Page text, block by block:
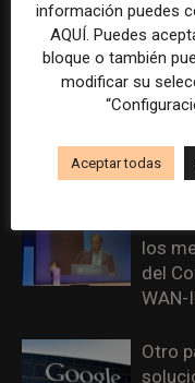
los
del
WAN-
Otro
información puedes
AQUÍ. Puedes
bloque o también
modificar su
Aceptar todas